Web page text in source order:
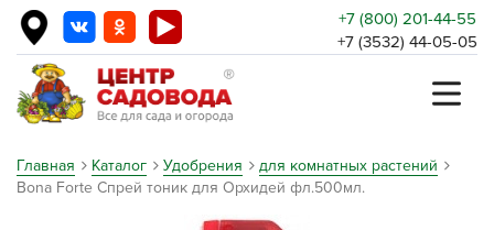
+7 (800) 201-44-55
+7 (3532) 44-05-05
Главная Каталог Удобрения
для комнатных растений
Bona Forte Спрей тоник для Орхидей фл.500мл.